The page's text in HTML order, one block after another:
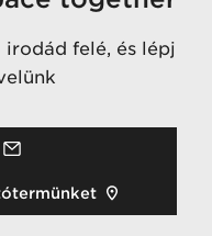
irodád felé, és lépj